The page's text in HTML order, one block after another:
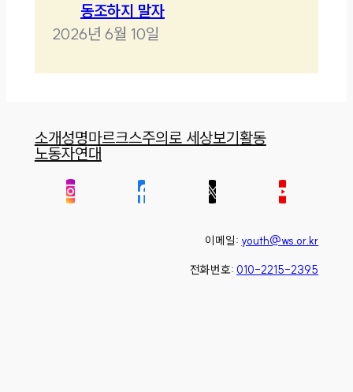
동조하지 말자
2026년 6월 10일
소개성명마르크스주의로 세상보기활동
노동자연대
이메일: youth@ws.or.kr
전화번호: 010-2215-2395